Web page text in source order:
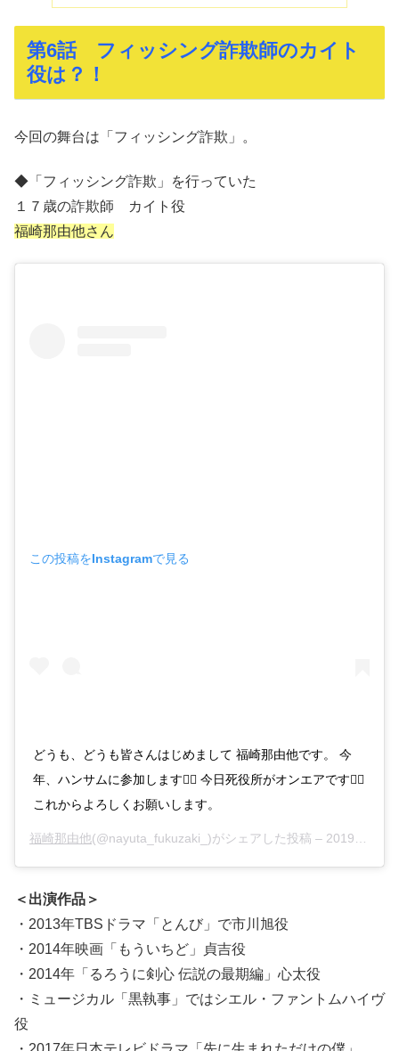
第6話 フィッシング詐欺師のカイト
役は？！
今回の舞台は「フィッシング詐欺」。
◆「フィッシング詐欺」を行っていた
１７歳の詐欺師 カイト役
福崎那由他さん
この投稿をInstagramで見る
どうも、どうも皆さんはじめまして 福崎那由他です。 今
年、ハンサムに参加します💁‍♂️ 今日死役所がオンエアです🧟‍♂️
これからよろしくお願いします。
福崎那由他(@nayuta_fukuzaki_)がシェアした投稿 – 2019年10月月16日午前5時06分PDT
＜出演作品＞
・2013年TBSドラマ「とんび」で市川旭役
・2014年映画「もういちど」貞吉役
・2014年「るろうに剣心 伝説の最期編」心太役
・ミュージカル「黒執事」ではシエル・ファントムハイヴ
役